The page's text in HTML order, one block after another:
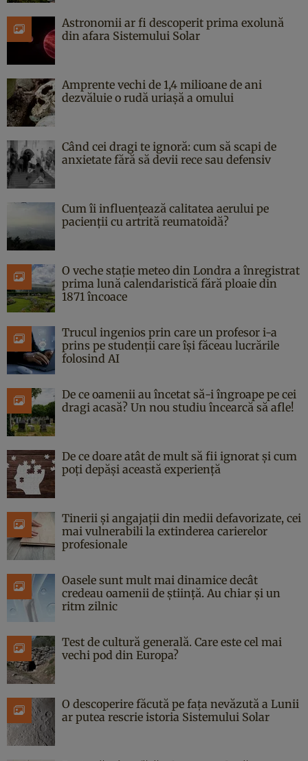
Astronomii ar fi descoperit prima exolună
din afara Sistemului Solar
Amprente vechi de 1,4 milioane de ani
dezvăluie o rudă uriașă a omului
Când cei dragi te ignoră: cum să scapi de
anxietate fără să devii rece sau defensiv
Cum îi influențează calitatea aerului pe
pacienții cu artrită reumatoidă?
O veche stație meteo din Londra a înregistrat
prima lună calendaristică fără ploaie din
1871 încoace
Trucul ingenios prin care un profesor i-a
prins pe studenții care își făceau lucrările
folosind AI
De ce oamenii au încetat să-i îngroape pe cei
dragi acasă? Un nou studiu încearcă să afle!
De ce doare atât de mult să fii ignorat și cum
poți depăși această experiență
Tinerii și angajații din medii defavorizate, cei
mai vulnerabili la extinderea carierelor
profesionale
Oasele sunt mult mai dinamice decât
credeau oamenii de știință. Au chiar și un
ritm zilnic
Test de cultură generală. Care este cel mai
vechi pod din Europa?
O descoperire făcută pe fața nevăzută a Lunii
ar putea rescrie istoria Sistemului Solar